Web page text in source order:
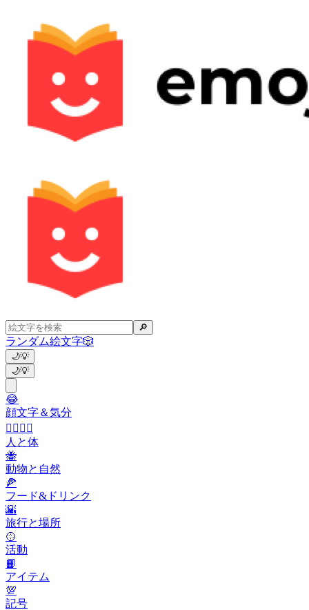
🔎
ランダム絵文字🎲
🌙💡
🌙💡
😂
顔文字＆気分
👩‍❤️‍💋‍👨
人と体
🐝
動物と自然
🍕
フード&ドリンク
🌇
旅行と場所
🥎
活動
📙
アイテム
💯
記号